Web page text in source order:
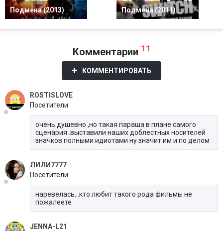
Подмена (2013) Подмена (2011)
Комментарии 11
КОММЕНТИРОВАТЬ
ROSTISLOVE
Посетители
очень душевно ,но такая параша в плане самого
сценария .выставили наших доблестных носителей
значков полными идиотами ну значит им и по делом
ЛИЛИ7777
Посетители
наревелась...кто любит такого рода фильмы не
пожалеете
JENNA-L21